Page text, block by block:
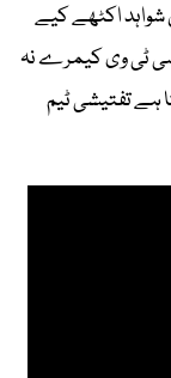
شواہد اکٹھے کیے
ٹی وی کیمرے نہ
تفتیشی ٹیم